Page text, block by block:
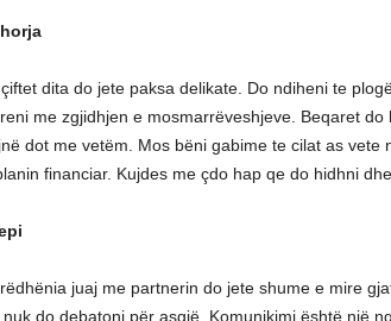
dita do jete paksa delikate. Do ndiheni te
me zgjidhjen e mosmarrëveshjeve. Beqaret
dot me vetëm. Mos bëni gabime te cilat as
financiar. Kujdes me çdo hap qe do hidhni
juaj me partnerin do jete shume e mire
do debatoni për asgjë. Komunikimi është një